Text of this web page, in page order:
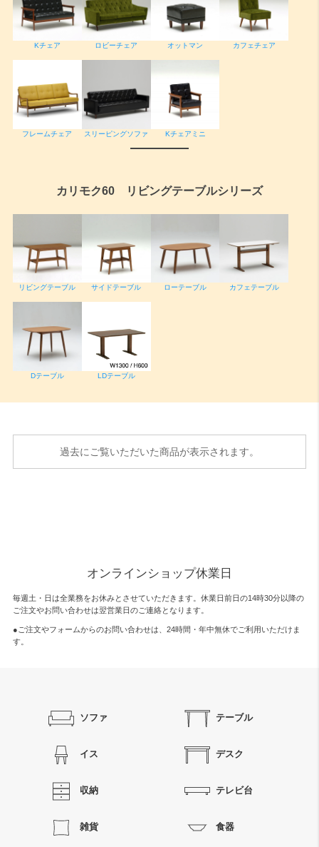
Kチェア ロビーチェア オットマン カフェチェア
フレームチェア スリーピングソファ Kチェアミニ
カリモク60 リビングテーブルシリーズ
リビングテーブル サイドテーブル ローテーブル カフェテーブル
Dテーブル LDテーブル
過去にご覧いただいた商品が表示されます。
オンラインショップ休業日
毎週土・日は全業務をお休みとさせていただきます。休業日前日の14時30分以降の
ご注文やお問い合わせは翌営業日のご連絡となります。
●ご注文やフォームからのお問い合わせは、 24時間・年中無休でご利用いただけま
す。
ソファ テーブル
イス デスク
収納 テレビ台
雑貨 食器